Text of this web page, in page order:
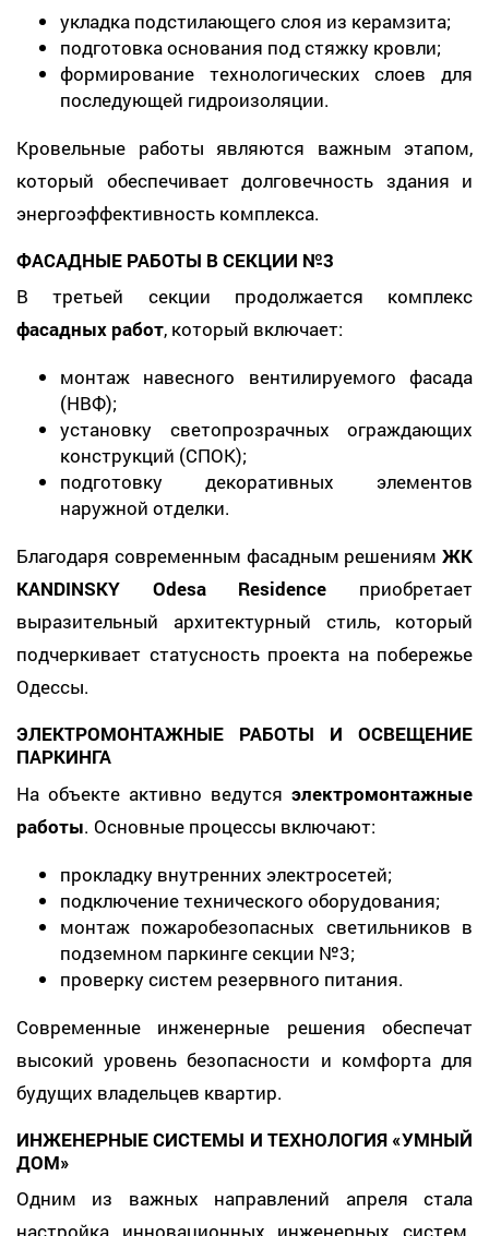
укладка подстилающего слоя из керамзита;
подготовка основания под стяжку кровли;
формирование технологических слоев для
последующей гидроизоляции.
Кровельные работы являются важным этапом,
который обеспечивает долговечность здания и
энергоэффективность комплекса.
ФАСАДНЫЕ РАБОТЫ В СЕКЦИИ №3
В третьей секции продолжается комплекс
фасадных работ, который включает:
монтаж навесного вентилируемого фасада
(НВФ);
установку светопрозрачных ограждающих
конструкций (СПОК);
подготовку декоративных элементов
наружной отделки.
Благодаря современным фасадным решениям ЖК
KANDINSKY Odesa Residence приобретает
выразительный архитектурный стиль, который
подчеркивает статусность проекта на побережье
Одессы.
ЭЛЕКТРОМОНТАЖНЫЕ РАБОТЫ И ОСВЕЩЕНИЕ
ПАРКИНГА
На объекте активно ведутся электромонтажные
работы. Основные процессы включают:
прокладку внутренних электросетей;
подключение технического оборудования;
монтаж пожаробезопасных светильников в
подземном паркинге секции №3;
проверку систем резервного питания.
Современные инженерные решения обеспечат
высокий уровень безопасности и комфорта для
будущих владельцев квартир.
ИНЖЕНЕРНЫЕ СИСТЕМЫ И ТЕХНОЛОГИЯ «УМНЫЙ
ДОМ»
Одним из важных направлений апреля стала